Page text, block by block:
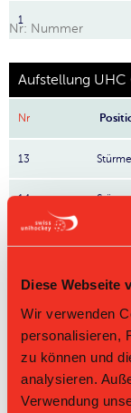
Diese Webseite
Wir verwenden
personalisieren,
zu können und
analysieren.
Verwendung
1
Nr: Nummer
Aufstellung UHC
Nr
13
14
6
7
9
15